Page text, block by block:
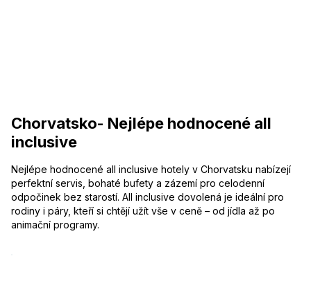
Chorvatsko- Nejlépe hodnocené all
inclusive
Nejlépe hodnocené all inclusive hotely v Chorvatsku nabízejí
perfektní servis, bohaté bufety a zázemí pro celodenní
odpočinek bez starostí. All inclusive dovolená je ideální pro
rodiny i páry, kteří si chtějí užít vše v ceně – od jídla až po
animační programy.